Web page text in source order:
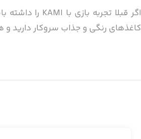
کاغذهای رنگی و جذاب سرو‌کار دارید
موفقیت بگذارید، مراحل زیباتر و در